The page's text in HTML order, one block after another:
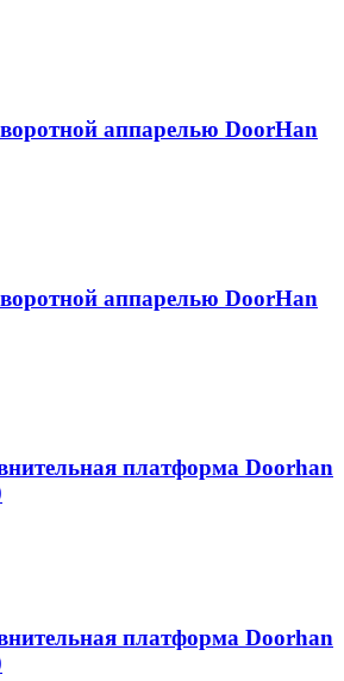
аппарелью DoorHan
аппарелью DoorHan
платформа Doorhan
платформа Doorhan